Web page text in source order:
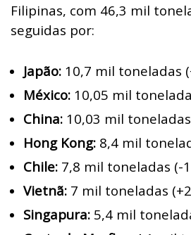
Filipinas, com 46,3 mil
seguidas por:
Japão: 10,7 mil toneladas
México: 10,05 mil
China: 10,03 mil
Hong Kong: 8,4 mil
Chile: 7,8 mil toneladas (-
Vietnã: 7 mil toneladas
Singapura: 5,4 mil